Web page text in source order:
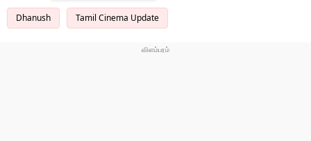
Dhanush Tamil Cinema Update